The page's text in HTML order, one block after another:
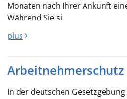
Monaten nach Ihrer Ankunft
Während Sie si
plus
Arbeitnehmerschutz
In der deutschen